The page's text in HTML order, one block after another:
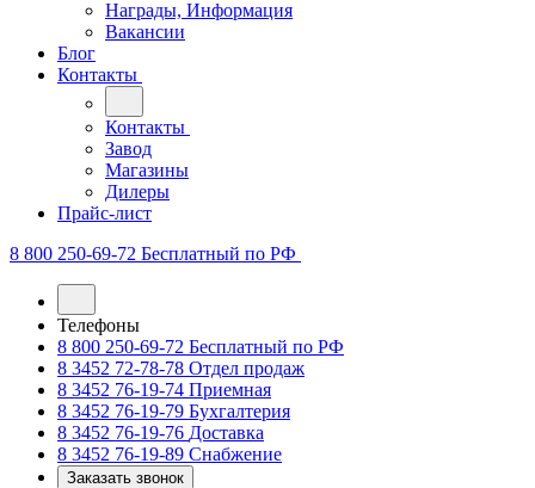
Награды, Информация
Вакансии
Блог
Контакты
Контакты
Завод
Магазины
Дилеры
Прайс-лист
8 800 250-69-72 Бесплатный по РФ
Телефоны
8 800 250-69-72 Бесплатный по РФ
8 3452 72-78-78 Отдел продаж
8 3452 76-19-74 Приемная
8 3452 76-19-79 Бухгалтерия
8 3452 76-19-76 Доставка
8 3452 76-19-89 Снабжение
Заказать звонок